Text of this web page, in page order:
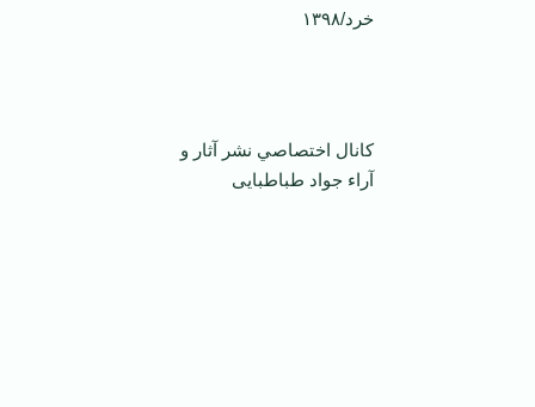
خرد/۱۳۹۸
كانال اختصاصي نشر آثار و
آراء جواد طباطبايی